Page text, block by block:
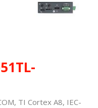
TI Cortex A8, IEC-